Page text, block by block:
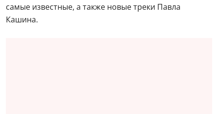
самые известные, а также новые треки Павла
Кашина.